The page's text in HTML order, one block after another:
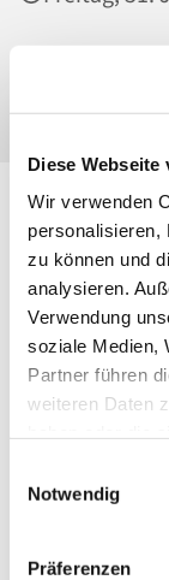
Diese Webseite
Wir verwenden
personalisieren,
zu können und
analysieren.
Verwendung
soziale Medien,
Partner führen
weiteren Daten
Notwendig
Präferenzen
Mater